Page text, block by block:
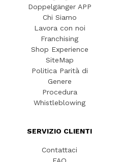
Doppelgänger APP
Chi Siamo
Lavora con noi
Franchising
Shop Experience
SiteMap
Politica Parità di
Genere
Procedura
Whistleblowing
SERVIZIO CLIENTI
Contattaci